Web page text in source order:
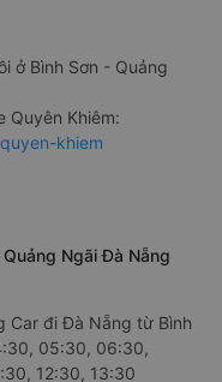
ở Bình Sơn - Quảng
Quyên Khiêm:
khiem
Ngãi Đà Nẵng
Car đi Đà Nẵng từ Bình
05:30, 06:30,
12:30, 13:30